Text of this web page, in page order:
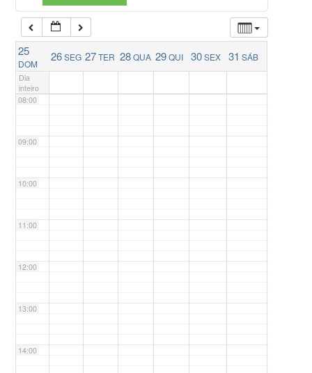
25
DOM
26SEG 27TER 28QUA 29QUI 30SEX 31 SÁB
Dia
inteiro
06:00
07:00
08:00
09:00
10:00
11:00
12:00
13:00
14:00